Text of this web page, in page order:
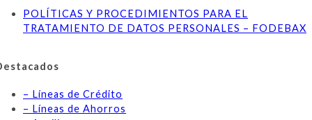
POLÍTICAS Y PROCEDIMIENTOS PARA EL
TRATAMIENTO DE DATOS PERSONALES – FODEBAX
– Líneas de Crédito
– Líneas de Ahorros